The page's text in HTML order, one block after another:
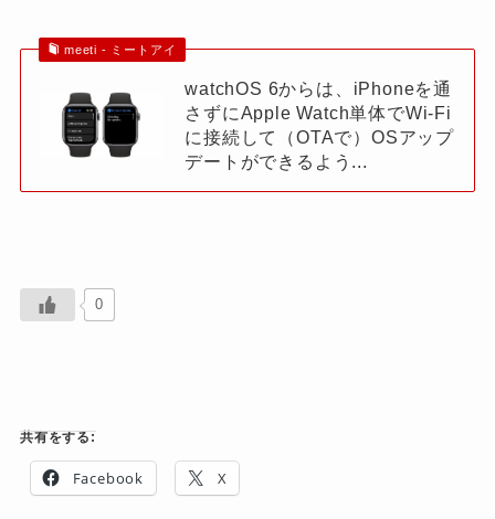
meeti - ミートアイ
watchOS 6からは、iPhoneを通
さずにApple Watch単体でWi-Fi
に接続して（OTAで）OSアップ
デートができるよう...
0
共有をする:
Facebook X